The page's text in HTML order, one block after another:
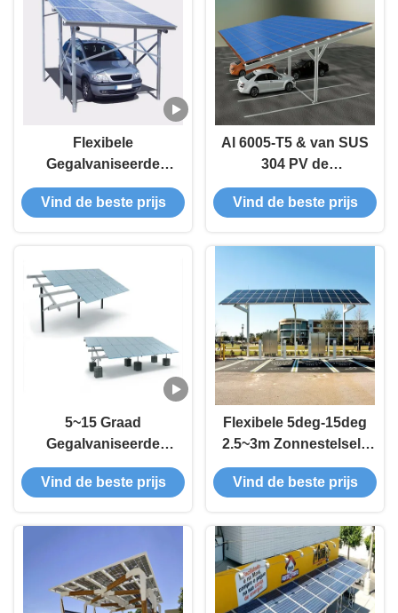
Flexibele
Gegalvaniseerde
Staal20kw
Zonnecarport
Vind de beste prijs
Al 6005-T5 & van SUS
304 PV de
Zonnestelsels van de
Garageluifel
Vind de beste prijs
5~15 Graad
Gegalvaniseerde
Structuren van Carport
van het Roestvrij
Vind de beste prijs
Flexibele 5deg-15deg
2.5~3m Zonnestelsels
van Breedte de Enige
Multicarport
Vind de beste prijs